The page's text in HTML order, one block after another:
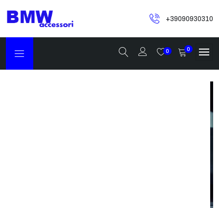
+39090930310
0 0